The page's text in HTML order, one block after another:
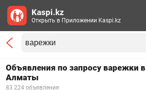
Объявления по запросу варежки в
Алматы
83 224 объявления
Kaspi.kz
Открыть в Приложении Kaspi.kz